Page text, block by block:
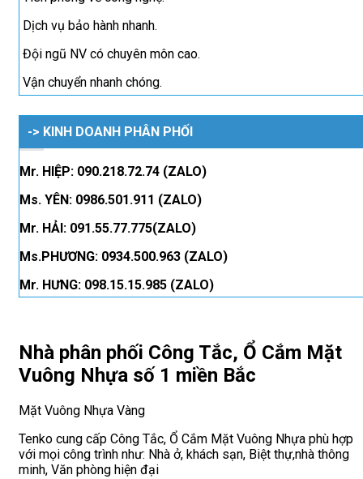
Dịch vụ bảo hành nhanh.
Đội ngũ NV có chuyên môn cao.
Vận chuyển nhanh chóng.
-> KINH DOANH PHÂN PHỐI
Mr. HIỆP: 090.218.72.74 (ZALO)
Ms. YÊN: 0986.501.911 (ZALO)
Mr. HẢI: 091.55.77.775(ZALO)
Ms.PHƯƠNG: 0934.500.963 (ZALO)
Mr. HƯNG: 098.15.15.985 (ZALO)
Nhà phân phối Công Tắc, Ổ Cắm Mặt
Vuông Nhựa số 1 miền Bắc
Mặt Vuông Nhựa Vàng
Tenko cung cấp Công Tắc, Ổ Cắm Mặt Vuông Nhựa phù hợp
với mọi công trình như: Nhà ở, khách sạn, Biệt thự,nhà thông
minh, Văn phòng hiện đại